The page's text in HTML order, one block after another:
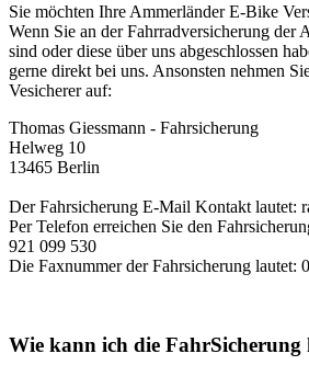
Sie möchten Ihre Ammerländer E-Bike
Wenn Sie an der Fahrradversicherung der
sind oder diese über uns abgeschlossen
gerne direkt bei uns. Ansonsten nehmen
Vesicherer auf:
Thomas Giessmann - Fahrsicherung
Helweg 10
13465 Berlin
Der Fahrsicherung E-Mail Kontakt lautet:
Per Telefon erreichen Sie den
921 099 530
Die Faxnummer der Fahrsicherung lautet:
Wie kann ich die FahrSicherung